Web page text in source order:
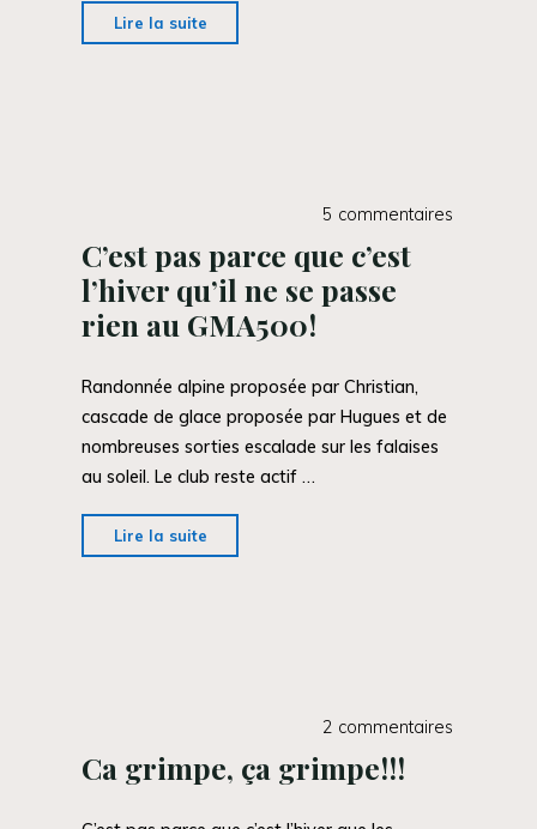
Lire la suite
5 commentaires
C’est pas parce que c’est
l’hiver qu’il ne se passe
rien au GMA500!
Randonnée alpine proposée par Christian,
cascade de glace proposée par Hugues et de
nombreuses sorties escalade sur les falaises
au soleil. Le club reste actif …
Lire la suite
pas
se
2 commentaires
Ca grimpe, ça grimpe!!!